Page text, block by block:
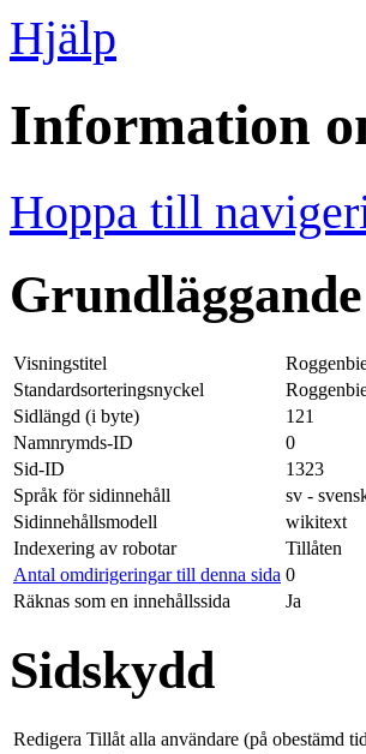
Hjälp
Information
Hoppa till
Visningstitel
Standardsorteringsnyckel
Sidlängd (i byte)
121
Namnrymds-ID
0
Sid-ID
1323
Språk för sidinnehåll
sv -
Sidinnehållsmodell
wikitext
Indexering av robotar
Tillåten
Antal omdirigeringar till denna sida 0
Räknas som en innehållssida
Ja
Sidskydd
Redigera Tillåt alla användare (på obestämd